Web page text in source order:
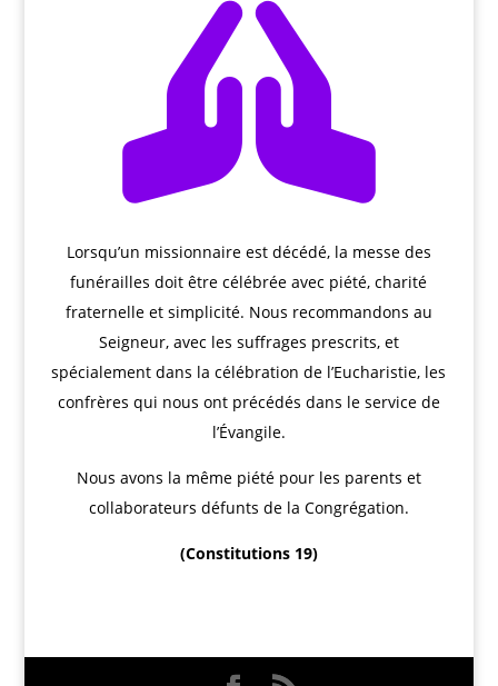

Lorsqu’un missionnaire est décédé, la messe des
funérailles doit être célébrée avec piété, charité
fraternelle et simplicité. Nous recommandons au
Seigneur, avec les suffrages prescrits, et
spécialement dans la célébration de l’Eucharistie, les
confrères qui nous ont précédés dans le service de
l’Évangile.
Nous avons la même piété pour les parents et
collaborateurs défunts de la Congrégation.
(Constitutions 19)